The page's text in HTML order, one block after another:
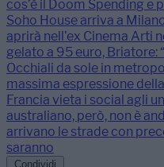
cos’è il Doom Spending
Soho House arriva a
aprirà nell’ex Cinema Arti
gelato a 95 euro, Briatore:
Occhiali da sole in
massima espressione
Francia vieta i social agli
australiano, però, non è
arrivano le strade con
saranno
Condividi